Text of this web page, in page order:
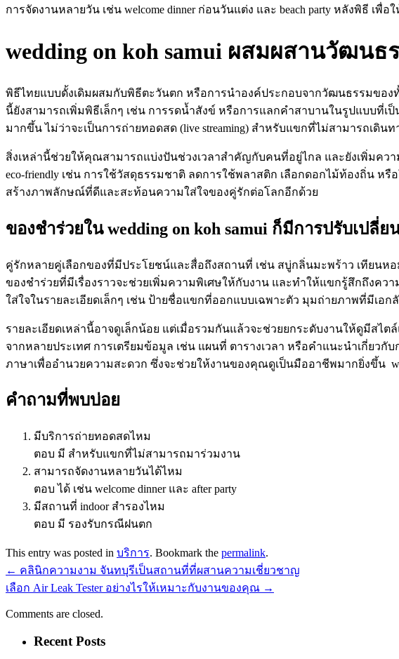
การจัดงานหลายวัน เช่น welcome dinner ก่อนวันแต่ง และ beach party หลังพิธี เ
wedding on koh samui ผสมผสานวัฒน
พิธีไทยแบบดั้งเดิมผสมกับพิธีตะวันตก หรือการนำองค์ประกอบจากวัฒนธรรมขอ
นี้ยังสามารถเพิ่มพิธีเล็กๆ เช่น การรดน้ำสังข์ หรือการแลกคำสาบานในรูปแบบที่เ
มากขึ้น ไม่ว่าจะเป็นการถ่ายทอดสด (live streaming) สำหรับแขกที่ไม่สามารถเดิ
สิ่งเหล่านี้ช่วยให้คุณสามารถแบ่งปันช่วงเวลาสำคัญกับคนที่อยู่ไกล และยังเพิ่มค
eco-friendly เช่น การใช้วัสดุธรรมชาติ ลดการใช้พลาสติก เลือกดอกไม้ท้องถิ่น
สร้างภาพลักษณ์ที่ดีและสะท้อนความใส่ใจของคู่รักต่อโลกอีกด้วย
ของชำร่วยใน wedding on koh samui ก็มีการปรับเปลี่ย
คู่รักหลายคู่เลือกของที่มีประโยชน์และสื่อถึงสถานที่ เช่น สบู่กลิ่นมะพร้าว เทียน
ของชำร่วยที่มีเรื่องราวจะช่วยเพิ่มความพิเศษให้กับงาน และทำให้แขกรู้สึกถึงควา
ใส่ใจในรายละเอียดเล็กๆ เช่น ป้ายชื่อแขกที่ออกแบบเฉพาะตัว มุมถ่ายภาพที่มีเอ
รายละเอียดเหล่านี้อาจดูเล็กน้อย แต่เมื่อรวมกันแล้วจะช่วยยกระดับงานให้ดูมีสไ
จากหลายประเทศ การเตรียมข้อมูล เช่น แผนที่ ตารางเวลา หรือคำแนะนำเกี่ย
ภาษาเพื่ออำนวยความสะดวก ซึ่งจะช่วยให้งานของคุณดูเป็นมืออาชีพมากยิ่งขึ้น
คำถามที่พบบ่อย
มีบริการถ่ายทอดสดไหม
ตอบ มี สำหรับแขกที่ไม่สามารถมาร่วมงาน
สามารถจัดงานหลายวันได้ไหม
ตอบ ได้ เช่น welcome dinner และ after party
มีสถานที่ indoor สำรองไหม
ตอบ มี รองรับกรณีฝนตก
This entry was posted in บริการ. Bookmark the permalink.
← คลินิกความงาม จันทบุรีเป็นสถานที่ที่ผสานความเชี่ยวชาญ
เลือก Air Leak Tester อย่างไรให้เหมาะกับงานของคุณ →
Comments are closed.
Recent Posts